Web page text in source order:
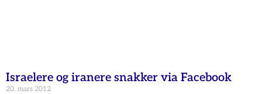
Israelere og iranere snakker via Facebook
20. mars 2012